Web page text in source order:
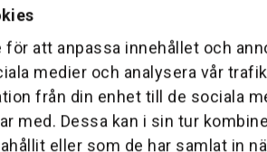
att anpassa innehållet och
medier och analysera vår
från din enhet till de sociala
med. Dessa kan i sin tur
eller som de har samlat in
och pålitlig lösning för bevattning av
ur förpackningen. Den
Set
eller väggar utan skador.